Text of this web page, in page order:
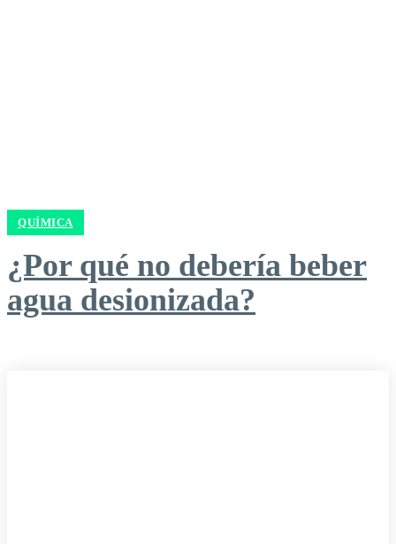
QUÍMICA
¿Por qué no debería beber
agua desionizada?